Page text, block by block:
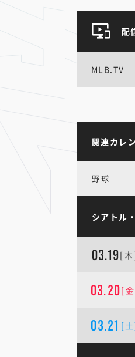
配
MLB.TV
関連カレ
野球
シアトル
03.19[
03.20[
03.21 [